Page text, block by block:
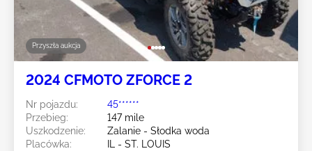
Przyszła aukcja
2024 CFMOTO ZFORCE 2
Nr pojazdu:
45******
Przebieg:
147 mile
Uszkodzenie:
Zalanie - Słodka woda
Placówka:
IL - ST. LOUIS